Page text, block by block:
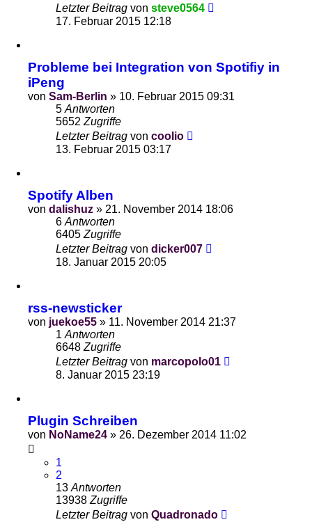
Letzter Beitrag von steve0564
17. Februar 2015 12:18
Probleme bei Integration von Spotifiy in
iPeng
von Sam-Berlin » 10. Februar 2015 09:31
5 Antworten
5652 Zugriffe
Letzter Beitrag von coolio
13. Februar 2015 03:17
Spotify Alben
von dalishuz » 21. November 2014 18:06
6 Antworten
6405 Zugriffe
Letzter Beitrag von dicker007
18. Januar 2015 20:05
rss-newsticker
von juekoe55 » 11. November 2014 21:37
1 Antworten
6648 Zugriffe
Letzter Beitrag von marcopolo01
8. Januar 2015 23:19
Plugin Schreiben
von NoName24 » 26. Dezember 2014 11:02
1
2
13 Antworten
13938 Zugriffe
Letzter Beitrag von Quadronado